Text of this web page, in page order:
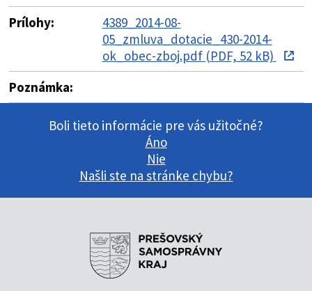
Prílohy:
4389_2014-08-
05_zmluva_dotacie_430-2014-
ok_obec-zboj.pdf (PDF, 52 kB)
Poznámka:
Boli tieto informácie pre vás užitočné?
Áno
Nie
Našli ste na stránke chybu?